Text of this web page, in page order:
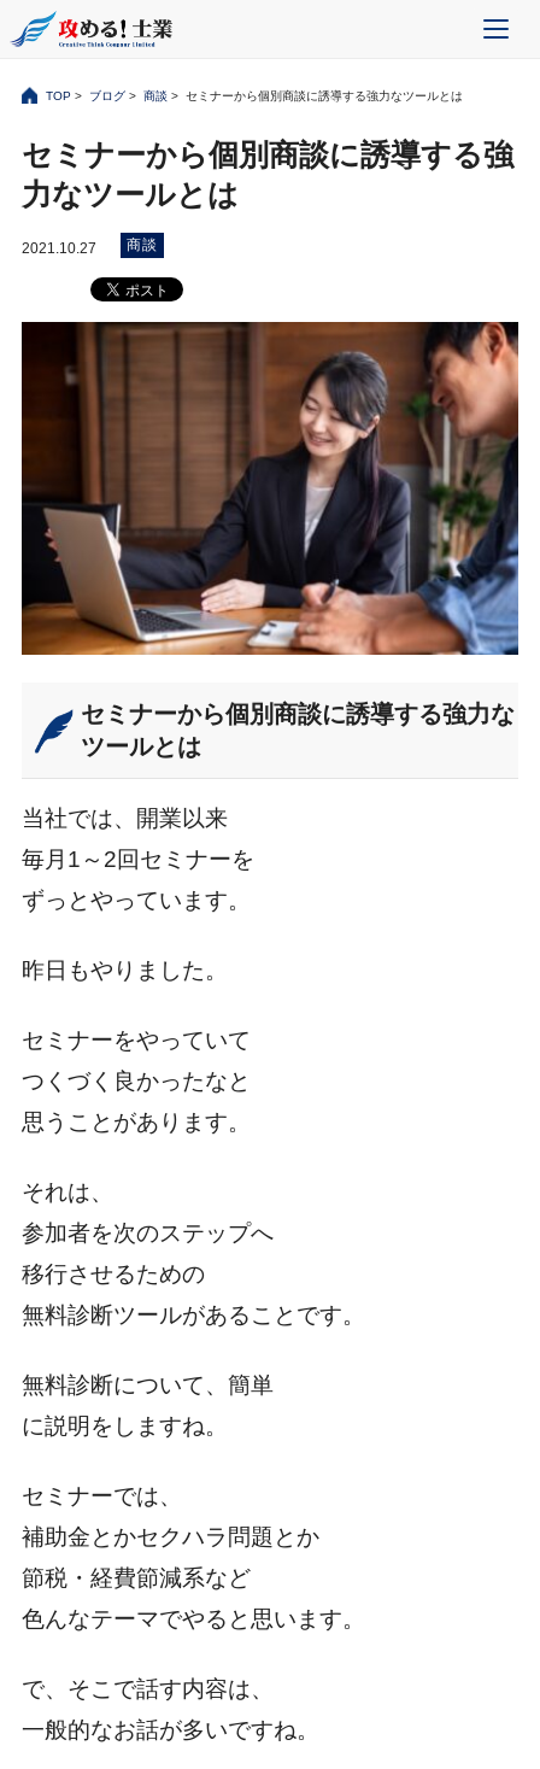
TOP> ブログ> 商談 > セミナーから個別商談に誘導する強力なツールとは
セミナーから個別商談に誘導する強
力なツールとは
2021.10.27 商談
セミナーから個別商談に誘導する強力な
ツールとは
当社では、開業以来
毎月1～2回セミナーを
ずっとやっています。
昨日もやりました。
セミナーをやっていて
つくづく良かったなと
思うことがあります。
それは、
参加者を次のステップへ
移行させるための
無料診断ツールがあることです。
無料診断について、簡単
に説明をしますね。
セミナーでは、
補助金とかセクハラ問題とか
節税・経費節減系など
色んなテーマでやると思います。
で、そこで話す内容は、
一般的なお話が多いですね。